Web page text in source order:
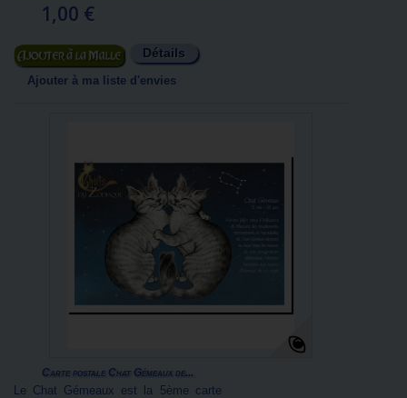
1,00 €
Ajouter au panier Détails
Ajouter à ma liste d'envies
Carte postale Chat Gémeaux de...
Le Chat Gémeaux est la 5ème carte